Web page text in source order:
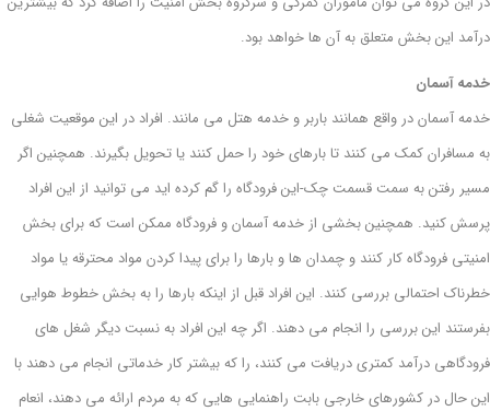
درآمد این بخش متعلق به آن ها خواهد بود.
خدمه آسمان
خدمه آسمان در واقع همانند باربر و خدمه هتل می مانند. افراد در این موقعیت شغلی
به مسافران کمک می کنند تا بارهای خود را حمل کنند یا تحویل بگیرند. همچنین اگر
مسیر رفتن به سمت قسمت چک-این فرودگاه را گم کرده اید می توانید از این افراد
پرسش کنید. همچنین بخشی از خدمه آسمان و فرودگاه ممکن است که برای بخش
امنیتی فرودگاه کار کنند و چمدان ها و بارها را برای پیدا کردن مواد محترقه یا مواد
خطرناک احتمالی بررسی کنند. این افراد قبل از اینکه بارها را به بخش خطوط هوایی
بفرستند این بررسی را انجام می دهند. اگر چه این افراد به نسبت دیگر شغل های
فرودگاهی درآمد کمتری دریافت می کنند، را که بیشتر کار خدماتی انجام می دهند با
این حال در کشورهای خارجی بابت راهنمایی هایی که به مردم ارائه می دهند، انعام